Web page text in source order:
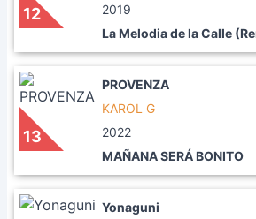
12
2019
La Melodia de la Calle
13
PROVENZA
KAROL G
2022
MAÑANA SERÁ BONITO
Yonaguni